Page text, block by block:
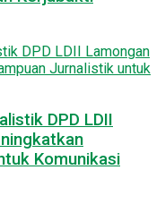
DPD LDII
Komunikasi